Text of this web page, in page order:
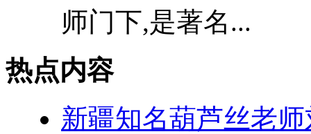
师门下,是著名...
热点内容
新疆知名葫芦丝老